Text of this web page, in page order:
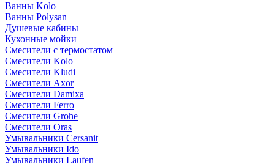
Ванны Kolo
Ванны Polysan
Душевые кабины
Кухонные мойки
Смесители с термостатом
Смесители Kolo
Смесители Kludi
Смесители Axor
Смесители Damixa
Смесители Ferro
Смесители Grohe
Смесители Oras
Умывальники Cersanit
Умывальники Ido
Умывальники Laufen